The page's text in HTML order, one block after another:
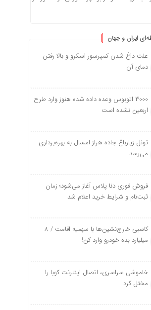
ایران و جهان
علت داغ شدن کمپرسور اسکرو و بالا رفتن
دمای آن
۳۰۰۰ اتوبوس وعده داده شده هنوز وارد طرح
اربعین نشده است
تونل زیارباغ جاده هراز امسال به بهره‌برداری
می‌رسد
فروش فوری دنا پلاس آغاز می‌شود؛ زمان
ثبت‌نام و شرایط خرید اعلام شد
کاسبی خارج‌نشین‌ها با سهمیه اقامت / ۸
میلیارد بده خودرو وارد کن!
خاموشی سراسری، اتصال اینترنت کوبا را
مختل کرد